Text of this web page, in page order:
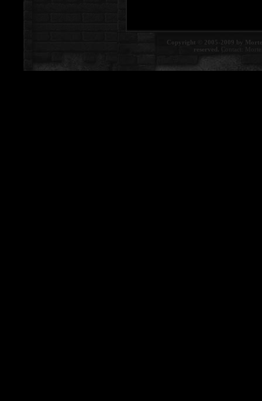
Copyright © 2005-2009 by
reserved. Contact: